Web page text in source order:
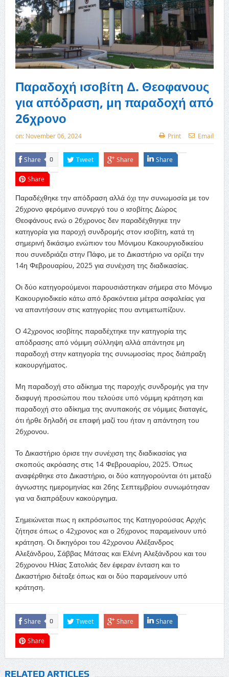
Παραδοχή ισοβίτη Δ. Θεοφανους
για απόδραση, μη παραδοχή από
26χρονο
on: November 06, 2024 Print Email
Share 0 Tweet Share Share
Share
Παραδέχθηκε την απόδραση αλλά όχι την συνωμοσία με τον
26χρονο φερόμενο συνεργό του ο ισοβίτης Δώρος
Θεοφάνους ενώ ο 26χρονος δεν παραδέχθηηκε την
κατηγορία για παροχή συνδρομής στον ισοβίτη, κατά τη
σημερινή δικάσιμο ενώπιον του Μόνιμου Κακουργιοδικείου
που συνεδριάζει στην Πάφο, με το Δικαστήριο να ορίζει την
14η Φεβρουαρίου, 2025 για συνέχιση της διαδικασίας.
Οι δύο κατηγορούμενοι παρουσιάστηκαν σήμερα στο Μόνιμο
Κακουργιοδικείο κάτω από δρακόντεια μέτρα ασφαλείας για
να απαντήσουν στις κατηγορίες που αντιμετωπίζουν.
Ο 42χρονος ισοβίτης παραδέχτηκε την κατηγορία της
απόδρασης από νόμιμη σύλληψη αλλά απάντησε μη
παραδοχή στην κατηγορία της συνωμοσίας προς διάπραξη
κακουργήματος.
Μη παραδοχή στο αδίκημα της παροχής συνδρομής για την
διαφυγή προσώπου που τελούσε υπό νόμιμη κράτηση και
παραδοχή στο αδίκημα της ανυπακοής σε νόμιμες διαταγές,
ότι ήρθε δηλαδή σε επαφή μαζί του ήταν η απάντηση του
26χρονου.
Το Δικαστήριο όρισε την συνέχιση της διαδικασίας για
σκοπούς ακρόασης στις 14 Φεβρουαρίου, 2025. Όπως
αναφέρθηκε στο Δικαστήριο, οι δύο κατηγορούνται ότι μεταξύ
άγνωστης ημερομηνίας και 26ης Σεπτεμβρίου συνωμότησαν
για να διαπράξουν κακούργημα.
Σημειώνεται πως η εκπρόσωπος της Κατηγορούσας Αρχής
ζήτησε όπως ο 42χρονος και ο 26χρονος παραμείνουν υπό
κράτηση. Οι δικηγόροι του 42χρονου Αλέξανδρος
Αλεξάνδρου, Σάββας Μάτσας και Ελένη Αλεξάνδρου και του
26χρονου Ηλίας Σατολιάς δεν έφεραν ένταση και το
Δικαστήριο διέταξε όπως και οι δύο παραμείνουν υπό
κράτηση.
Share 0 Tweet Share Share
Share
RELATED ARTICLES